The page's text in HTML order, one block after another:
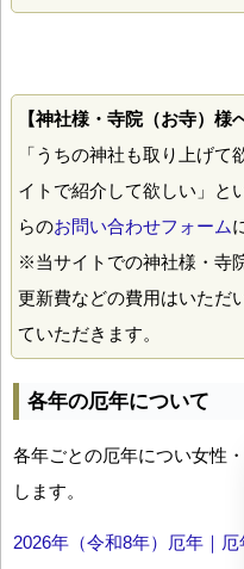
【神社様・寺院（お寺）様
「うちの神社も取り上げ
イトで紹介して欲しい」と
らのお問い合わせフォーム
※当サイトでの神社様・寺
更新費などの費用はいただ
ていただきます。
各年の厄年について
各年ごとの厄年につい女性
します。
2026年（令和8年）厄年｜